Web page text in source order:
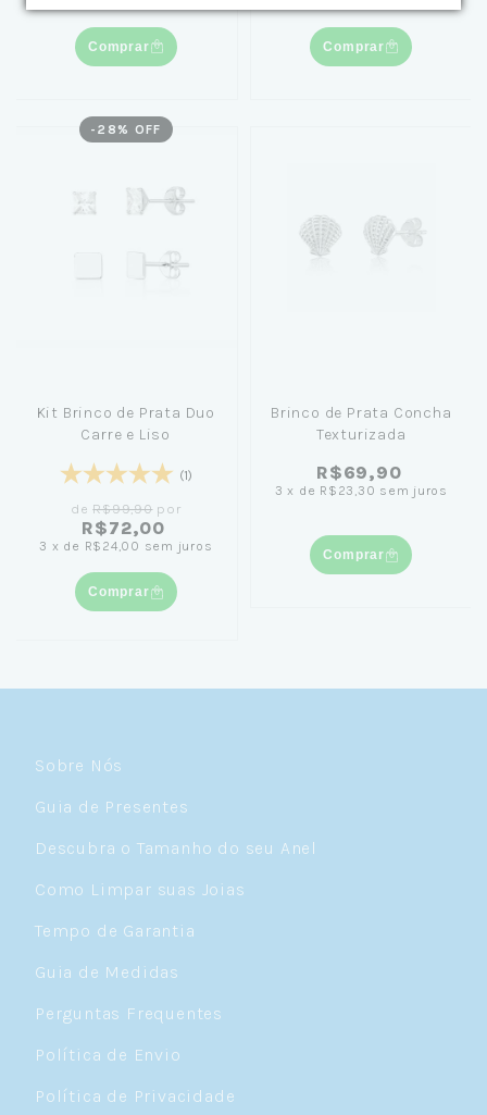
Comprar Comprar
- 28 % OFF
Kit Brinco de Prata Duo
Carre e Liso
(1)
deR$99,90por
R$72,00
3 x de R$24,00 sem juros
Comprar
Brinco de Prata Concha
Texturizada
R$69,90
3 x de R$23,30 sem juros
Comprar
Sobre Nós
Guia de Presentes
Descubra o Tamanho do seu Anel
Como Limpar suas Joias
Tempo de Garantia
Guia de Medidas
Perguntas Frequentes
Política de Envio
Política de Privacidade